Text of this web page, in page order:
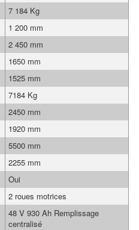
7 184 Kg
1 200 mm
2 450 mm
1650 mm
1525 mm
7184 Kg
2450 mm
1920 mm
5500 mm
2255 mm
Oui
2 roues motrices
48 V 930 Ah Remplissage
centralisé